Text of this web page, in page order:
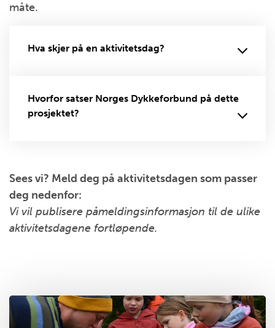
måte.
Hva skjer på en aktivitetsdag?
Hvorfor satser Norges Dykkeforbund på dette
prosjektet?
Sees vi? Meld deg på aktivitetsdagen som passer
deg nedenfor:
Vi vil publisere påmeldingsinformasjon til de ulike
aktivitetsdagene fortløpende.